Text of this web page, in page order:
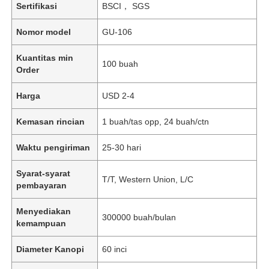
Sertifikasi BSCI， SGS
Nomor model GU-106
Kuantitas min
Order
100 buah
Harga USD 2-4
Kemasan rincian 1 buah/tas opp, 24 buah/ctn
Waktu pengiriman 25-30 hari
Syarat-syarat
pembayaran
T/T, Western Union, L/C
Menyediakan
kemampuan
300000 buah/bulan
Diameter Kanopi 60 inci